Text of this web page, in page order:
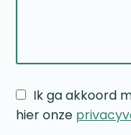
Ik ga akkoord
hier onze